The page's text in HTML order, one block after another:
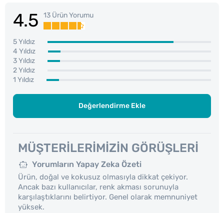
4.5 13 Ürün Yorumu
5 Yıldız
4 Yıldız
3 Yıldız
2 Yıldız
1 Yıldız
Değerlendirme Ekle
MÜŞTERILERIMIZIN GÖRÜŞLERI
Yorumların Yapay Zeka Özeti
Ürün, doğal ve kokusuz olmasıyla dikkat çekiyor.
Ancak bazı kullanıcılar, renk akması sorunuyla
karşılaştıklarını belirtiyor. Genel olarak memnuniyet
yüksek.